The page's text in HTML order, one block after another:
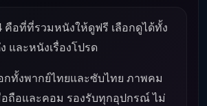
คือที่ที่รวมหนังให้ดูฟรี เลือกดูได้ทั้ง
และหนังเรื่องโปรด
กทั้งพากย์ไทยและซับไทย ภาพคม
ถือและคอม รองรับทุกอุปกรณ์ ไม่